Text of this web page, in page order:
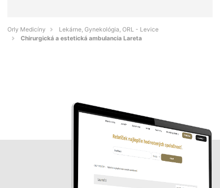
Orly Medicíny
Lekárne, Gynekológia, ORL - Levice
Chirurgická a estetická ambulancia Lareta